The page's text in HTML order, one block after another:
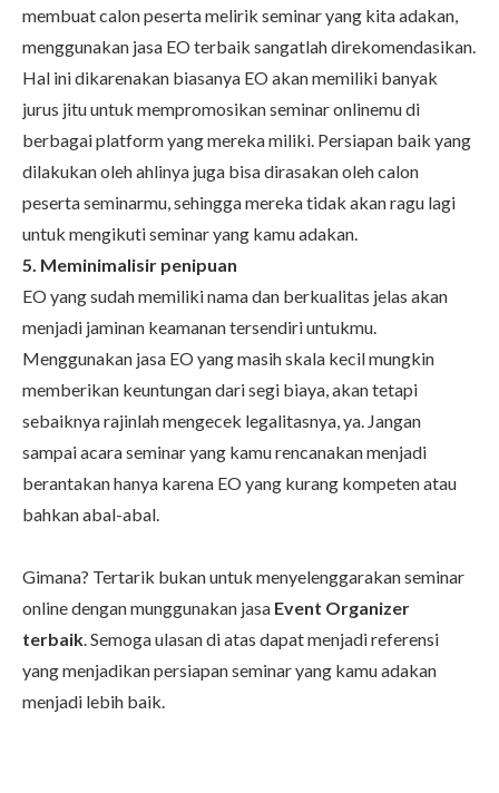
membuat calon peserta melirik seminar yang kita adakan,
menggunakan jasa EO terbaik sangatlah direkomendasikan.
Hal ini dikarenakan biasanya EO akan memiliki banyak
jurus jitu untuk mempromosikan seminar onlinemu di
berbagai platform yang mereka miliki. Persiapan baik yang
dilakukan oleh ahlinya juga bisa dirasakan oleh calon
peserta seminarmu, sehingga mereka tidak akan ragu lagi
untuk mengikuti seminar yang kamu adakan.
5. Meminimalisir penipuan
EO yang sudah memiliki nama dan berkualitas jelas akan
menjadi jaminan keamanan tersendiri untukmu.
Menggunakan jasa EO yang masih skala kecil mungkin
memberikan keuntungan dari segi biaya, akan tetapi
sebaiknya rajinlah mengecek legalitasnya, ya. Jangan
sampai acara seminar yang kamu rencanakan menjadi
berantakan hanya karena EO yang kurang kompeten atau
bahkan abal-abal.
Gimana? Tertarik bukan untuk menyelenggarakan seminar
online dengan munggunakan jasa Event Organizer
terbaik. Semoga ulasan di atas dapat menjadi referensi
yang menjadikan persiapan seminar yang kamu adakan
menjadi lebih baik.